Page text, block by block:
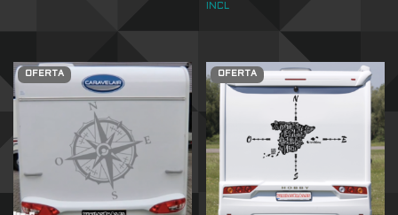
INCL
OFERTA OFERTA